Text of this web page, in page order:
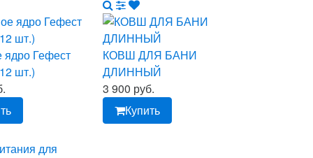
ядро Гефест
шт.)
КОВШ ДЛЯ БАНИ
ДЛИННЫЙ
3 900 руб.
Купить